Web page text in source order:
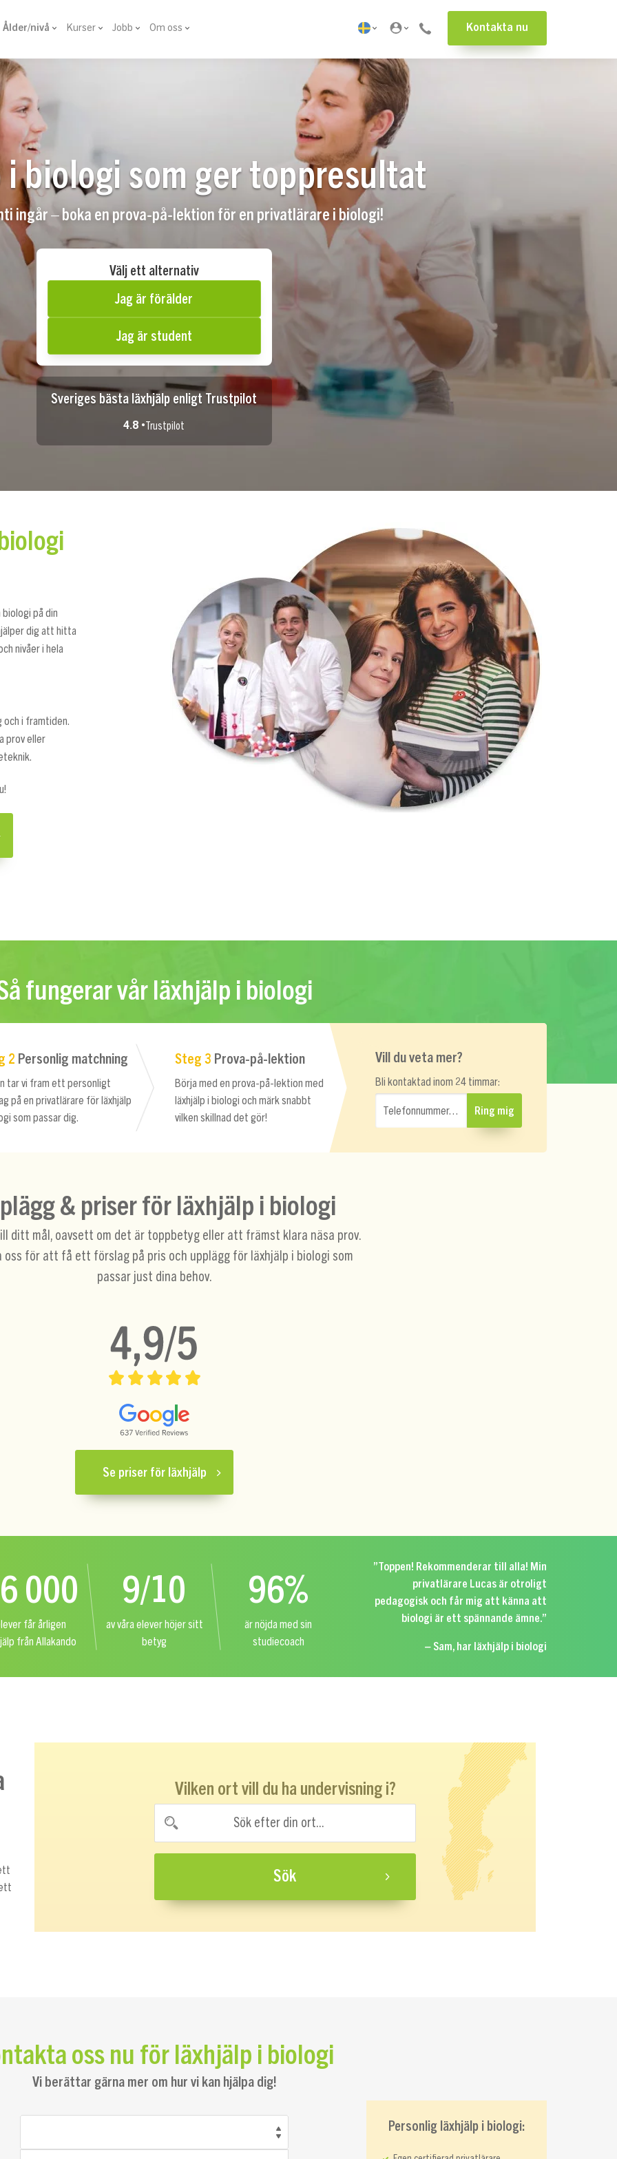
Ålder/nivå Kurser Jobb Om oss Kontakta nu
biologi som ger toppresultat
ingår – boka en prova-på-lektion för en privatlärare i biologi!
Välj ett alternativ
Jag är förälder
Jag är student
Sveriges bästa läxhjälp enligt Trustpilot
4.8 •Trustpilot
biologi på din
dig att hitta
nivåer i hela
och i framtiden.
prov eller
fungerar vår läxhjälp i biologi
2 Personlig matchning
tar vi fram ett personligt
på en privatlärare för läxhjälp
som passar dig.
Steg 3 Prova-på-lektion
Börja med en prova-på-lektion med
läxhjälp i biologi och märk snabbt
vilken skillnad det gör!
Vill du veta mer?
Bli kontaktad inom 24 timmar:
Telefonnummer… Ring mig
& priser för läxhjälp i biologi
ditt mål, oavsett om det är toppbetyg eller att främst klara näsa prov.
oss för att få ett förslag på pris och upplägg för läxhjälp i biologi som
passar just dina behov.
Se priser för läxhjälp
000
får årligen
från Allakando
9/10
av våra elever höjer sitt
betyg
96%
är nöjda med sin
studiecoach
”Toppen! Rekommenderar till alla! Min
privatlärare Lucas är otroligt
pedagogisk och får mig att känna att
biologi är ett spännande ämne.”
– Sam, har läxhjälp i biologi
Vilken ort vill du ha undervisning i?
oss nu för läxhjälp i biologi
Vi berättar gärna mer om hur vi kan hjälpa dig!
Personlig läxhjälp i biologi: